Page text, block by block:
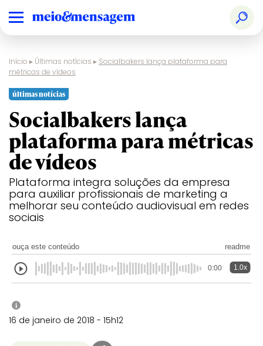
Início ▸ Últimas notícias ▸ Socialbakers lança plataforma para
métricas de vídeos
últimas notícias
Socialbakers lança
plataforma para métricas
de vídeos
Plataforma integra soluções da empresa
para auxiliar profissionais de marketing a
melhorar seu conteúdo audiovisual em redes
sociais
ouça este conteúdo readme
0:00 1.0x
i
16 de janeiro de 2018 - 15h12